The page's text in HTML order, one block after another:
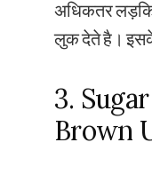
अधिकतर
लुक देते है। इसके
3.
Brown